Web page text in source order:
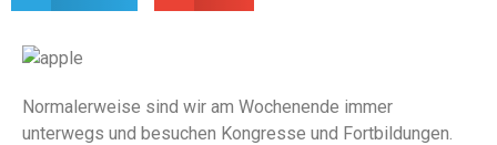
Normalerweise sind wir am Wochenende immer
unterwegs und besuchen Kongresse und Fortbildungen.